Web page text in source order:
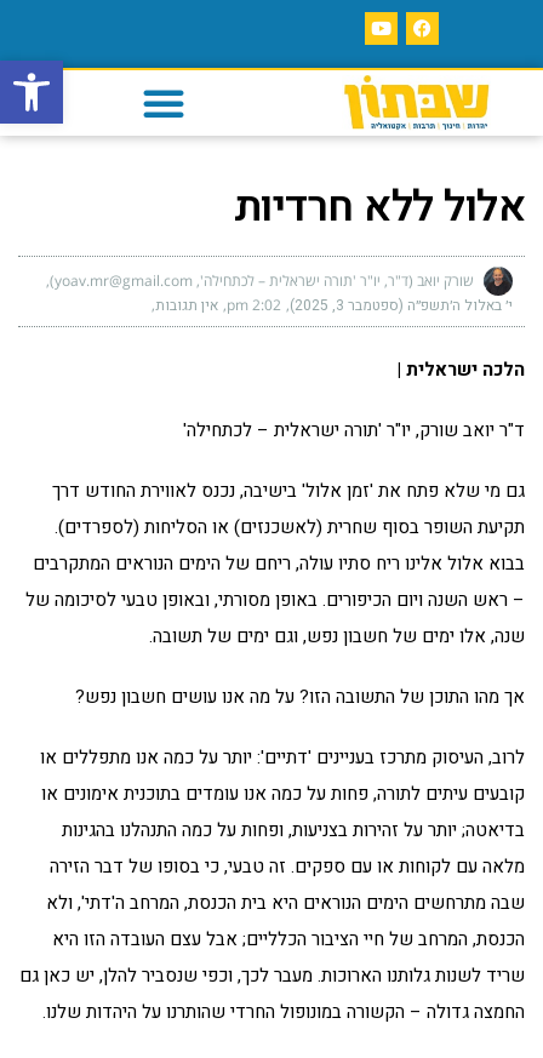
פתח
אלול ללא חרדיות
שורק יואב (ד"ר, יו"ר 'תורה ישראלית – לכתחילה', yoav.mr@gmail.com)
י׳ באלול ה׳תשפ״ה (ספטמבר 3, 2025) 2:02 pm אין תגובות
הלכה ישראלית |
ד"ר יואב שורק, יו"ר 'תורה ישראלית – לכתחילה'
גם מי שלא פתח את 'זמן אלול' בישיבה, נכנס לאווירת החודש דרך
תקיעת השופר בסוף שחרית (לאשכנזים) או הסליחות (לספרדים).
בבוא אלול אלינו ריח סתיו עולה, ריחם של הימים הנוראים המתקרבים
– ראש השנה ויום הכיפורים. באופן מסורתי, ובאופן טבעי לסיכומה של
שנה, אלו ימים של חשבון נפש, וגם ימים של תשובה.
אך מהו התוכן של התשובה הזו? על מה אנו עושים חשבון נפש?
לרוב, העיסוק מתרכז בעניינים 'דתיים': יותר על כמה אנו מתפללים או
קובעים עיתים לתורה, פחות על כמה אנו עומדים בתוכנית אימונים או
בדיאטה; יותר על זהירות בצניעות, ופחות על כמה התנהלנו בהגינות
מלאה עם לקוחות או עם ספקים. זה טבעי, כי בסופו של דבר הזירה
שבה מתרחשים הימים הנוראים היא בית הכנסת, המרחב ה'דתי', ולא
הכנסת, המרחב של חיי הציבור הכלליים; אבל עצם העובדה הזו היא
שריד לשנות גלותנו הארוכות. מעבר לכך, וכפי שנסביר להלן, יש כאן גם
החמצה גדולה – הקשורה במונופול החרדי שהותרנו על היהדות שלנו.